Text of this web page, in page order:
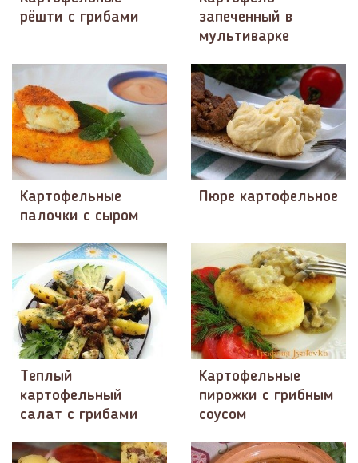
рёшти с грибами
запеченный в
мультиварке
Картофельные
палочки с сыром
Пюре картофельное
Теплый
картофельный
салат с грибами
Картофельные
пирожки с грибным
соусом